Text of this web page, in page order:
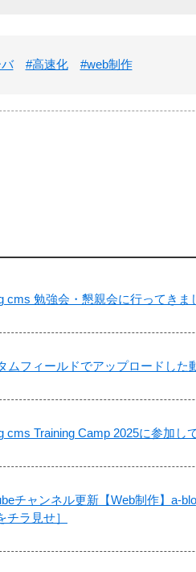
#高速化 #web制作
cms 勉強会・懇親会に行ってきま
ムフィールドでアップロードし
cms Training Camp 2025に参加し
チャンネル更新【Web制作】a-
ラ見せ］